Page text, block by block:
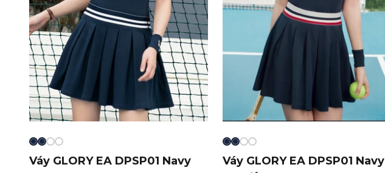
Váy GLORY EA DPSP01 Navy
Váy GLORY EA DPSP01 Navy